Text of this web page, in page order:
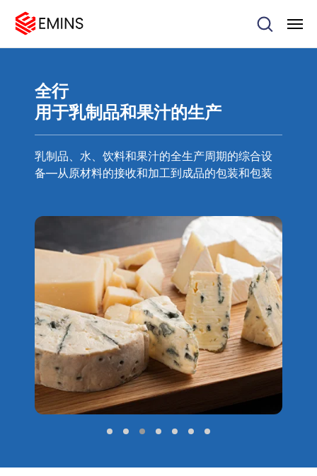
用于乳制品和果汁的生产
乳制品、水、饮料和果汁的全生产周期的综合设
备—从原材料的接收和加工到成品的包装和包装
全行